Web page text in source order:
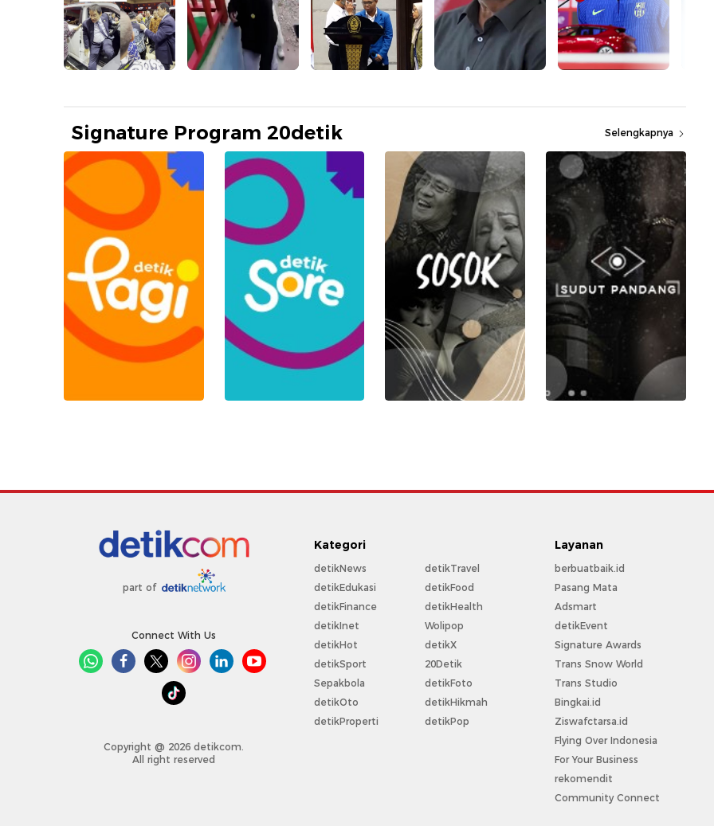
Signature Program 20detik Selengkapnya
part of
Connect With Us
Copyright @ 2026 detikcom.
All right reserved
Kategori
detikNews
detikEdukasi
detikFinance
detikInet
detikHot
detikSport
Sepakbola
detikOto
detikProperti
detikTravel
detikFood
detikHealth
Wolipop
detikX
20Detik
detikFoto
detikHikmah
detikPop
Layanan
berbuatbaik.id
Pasang Mata
Adsmart
detikEvent
Signature Awards
Trans Snow World
Trans Studio
Bingkai.id
Ziswafctarsa.id
Flying Over Indonesia
For Your Business
rekomendit
Community Connect